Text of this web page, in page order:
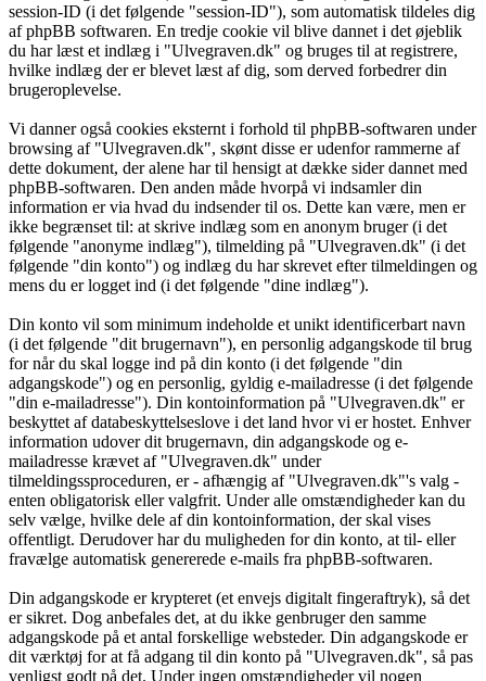
session-ID (i det følgende "session-ID"), som automatisk tildeles dig
af phpBB softwaren. En tredje cookie vil blive dannet i det øjeblik
du har læst et indlæg i "Ulvegraven.dk" og bruges til at registrere,
hvilke indlæg der er blevet læst af dig, som derved forbedrer din
brugeroplevelse.
Vi danner også cookies eksternt i forhold til phpBB-softwaren under
browsing af "Ulvegraven.dk", skønt disse er udenfor rammerne af
dette dokument, der alene har til hensigt at dække sider dannet med
phpBB-softwaren. Den anden måde hvorpå vi indsamler din
information er via hvad du indsender til os. Dette kan være, men er
ikke begrænset til: at skrive indlæg som en anonym bruger (i det
følgende "anonyme indlæg"), tilmelding på "Ulvegraven.dk" (i det
følgende "din konto") og indlæg du har skrevet efter tilmeldingen og
mens du er logget ind (i det følgende "dine indlæg").
Din konto vil som minimum indeholde et unikt identificerbart navn
(i det følgende "dit brugernavn"), en personlig adgangskode til brug
for når du skal logge ind på din konto (i det følgende "din
adgangskode") og en personlig, gyldig e-mailadresse (i det følgende
"din e-mailadresse"). Din kontoinformation på "Ulvegraven.dk" er
beskyttet af databeskyttelseslove i det land hvor vi er hostet. Enhver
information udover dit brugernavn, din adgangskode og e-
mailadresse krævet af "Ulvegraven.dk" under
tilmeldingssproceduren, er - afhængig af "Ulvegraven.dk"'s valg -
enten obligatorisk eller valgfrit. Under alle omstændigheder kan du
selv vælge, hvilke dele af din kontoinformation, der skal vises
offentligt. Derudover har du muligheden for din konto, at til- eller
fravælge automatisk genererede e-mails fra phpBB-softwaren.
Din adgangskode er krypteret (et envejs digitalt fingeraftryk), så det
er sikret. Dog anbefales det, at du ikke genbruger den samme
adgangskode på et antal forskellige websteder. Din adgangskode er
dit værktøj for at få adgang til din konto på "Ulvegraven.dk", så pas
venligst godt på det. Under ingen omstændigheder vil nogen